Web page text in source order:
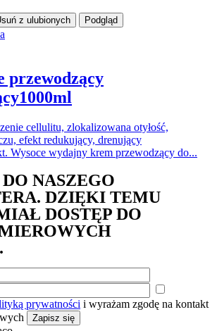
z ulubionych
Podgląd
przewodzący
cellulitu, zlokalizowana otyłość,
efekt redukujący, drenujący
Wysoce wydajny krem przewodzący do...
NASZEGO
DZIĘKI TEMU
DOSTĘP DO
prywatności i wyrażam zgodę na kontakt